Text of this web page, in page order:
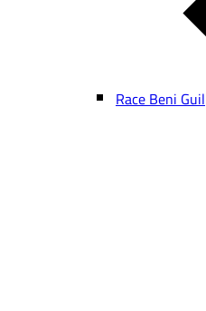
Race Beni Guil